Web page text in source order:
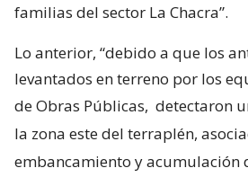
familias del sector La Chacra”.
Lo anterior, “debido a que los
levantados en terreno por los
de Obras Públicas, detectaron
la zona este del terraplén,
embancamiento y acumulación